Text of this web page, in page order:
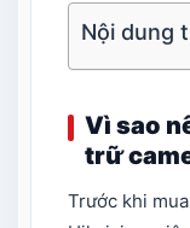
Nội dung
Vì sao
trữ
Trước khi